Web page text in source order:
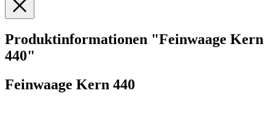
Produktinformationen "Feinwaage Kern
440"
Feinwaage Kern 440